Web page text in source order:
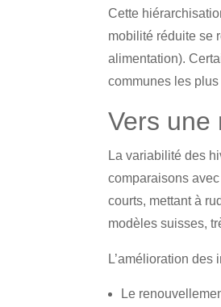
Cette
mobilité réduite se
alimentation).
communes les
Vers une
La variabilité des
comparaisons
courts, mettant à
modèles suisses,
L’amélioration des
Le